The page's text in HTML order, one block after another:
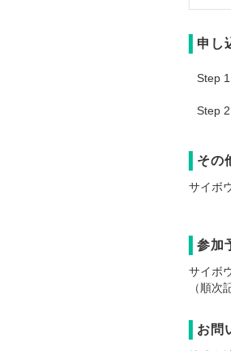
申し
Step 1
Step 2
その
サイボ
参加
サイボ
（順次
お問